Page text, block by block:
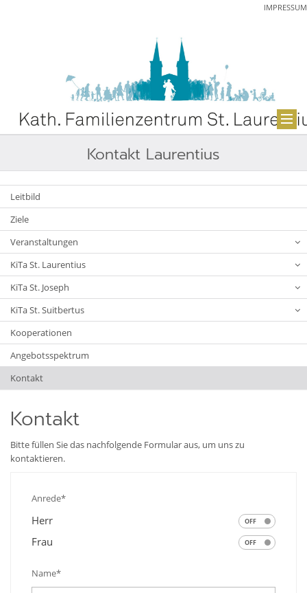
IMPRESSUM
Kontakt Laurentius
Leitbild
Ziele
Veranstaltungen
KiTa St. Laurentius
KiTa St. Joseph
KiTa St. Suitbertus
Kooperationen
Angebotsspektrum
Kontakt
Kontakt
Bitte füllen Sie das nachfolgende Formular aus, um uns zu
kontaktieren.
Anrede*
Herr
Frau
Name*